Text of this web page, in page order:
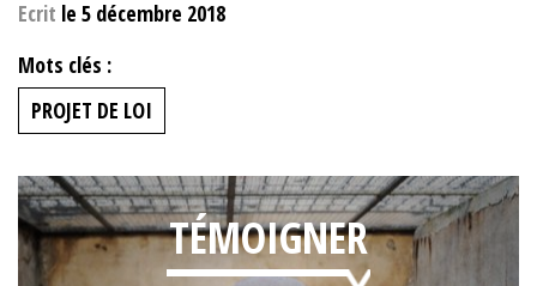
Ecrit le 5 décembre 2018
Mots clés :
PROJET DE LOI
TÉMOIGNER